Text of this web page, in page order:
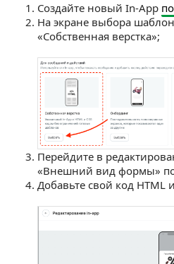
Создайте новый In-App
На экране выбора
«Собственная верстка»;
Перейдите в
«Внешний вид формы»
Добавьте свой код HTML и